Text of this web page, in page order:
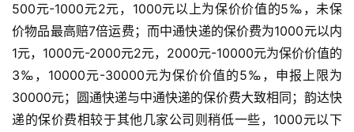
500元-1000元2元，1000元以上为保价价值的5‰，未保
价物品最高赔7倍运费；而中通快递的保价费为1000元以内
1元，1000元-2000元2元，2000元-10000元为保价价值的
3‰，10000元-30000元为保价价值的5‰，申报上限为
30000元；圆通快递与中通快递的保价费大致相同；韵达快
递的保价费相较于其他几家公司则稍低一些，1000元以下